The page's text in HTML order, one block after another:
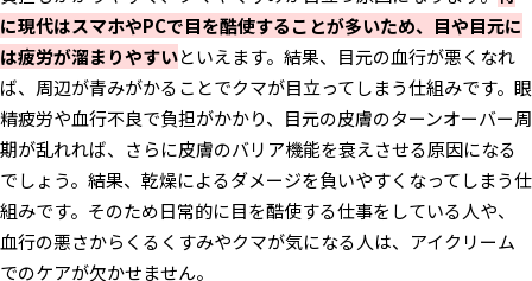
に現代はスマホやPCで目を酷使することが多いため、目や目元に
は疲労が溜まりやすいといえます。結果、目元の血行が悪くなれ
ば、周辺が青みがかることでクマが目立ってしまう仕組みです。眼
精疲労や血行不良で負担がかかり、目元の皮膚のターンオーバー周
期が乱れれば、さらに皮膚のバリア機能を衰えさせる原因になる
でしょう。結果、乾燥によるダメージを負いやすくなってしまう仕
組みです。そのため日常的に目を酷使する仕事をしている人や、
血行の悪さからくるくすみやクマが気になる人は、アイクリーム
でのケアが欠かせません。